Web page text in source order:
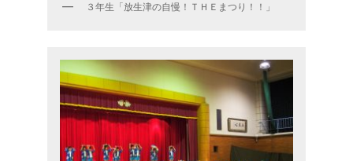
３年生「放生津の自慢！ＴＨＥまつり！！」